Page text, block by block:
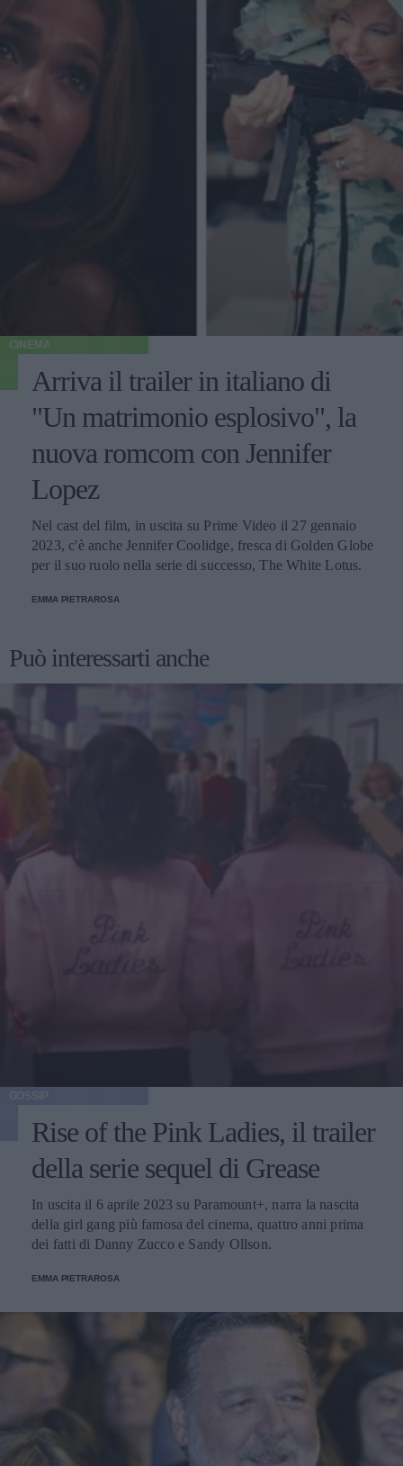
CINEMA
Arriva il trailer in italiano di
"Un matrimonio esplosivo", la
nuova romcom con Jennifer
Lopez
Nel cast del film, in uscita su Prime Video il 27 gennaio
2023, c'è anche Jennifer Coolidge, fresca di Golden Globe
per il suo ruolo nella serie di successo, The White Lotus.
EMMA PIETRAROSA
Può interessarti anche
Rise of the Pink Ladies, il trailer
della serie sequel di Grease
In uscita il 6 aprile 2023 su Paramount+, narra la nascita
della girl gang più famosa del cinema, quattro anni prima
dei fatti di Danny Zucco e Sandy Ollson.
EMMA PIETRAROSA